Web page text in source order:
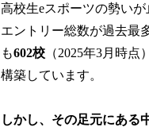
高校生eスポーツの勢いが
エントリー総数が過去最
も602校 （2025年3月時
構築しています。
しかし、その足元にある